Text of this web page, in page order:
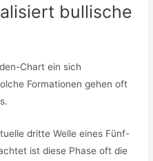
bullische
Chart ein sich
Formationen gehen oft
dritte Welle eines Fünf-
ist diese Phase oft die